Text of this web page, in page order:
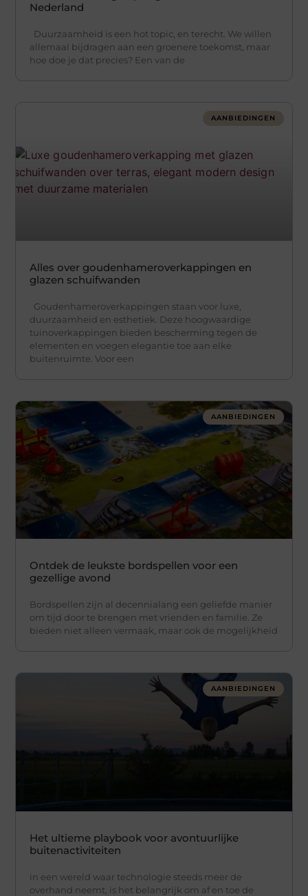
Nederland
Duurzaamheid is een hot topic, en terecht. We willen
allemaal bijdragen aan een groenere toekomst, maar
hoe doe je dat precies? Een van de
AANBIEDINGEN
Alles over goudenhameroverkappingen en
glazen schuifwanden
Goudenhameroverkappingen staan voor luxe,
duurzaamheid en esthetiek. Deze hoogwaardige
tuinoverkappingen bieden bescherming tegen de
elementen en voegen elegantie toe aan elke
buitenruimte. Voor een
AANBIEDINGEN
Ontdek de leukste bordspellen voor een
gezellige avond
Bordspellen zijn al decennialang een geliefde manier
om tijd door te brengen met vrienden en familie. Ze
bieden niet alleen vermaak, maar ook de mogelijkheid
AANBIEDINGEN
Het ultieme playbook voor avontuurlijke
buitenactiviteiten
in een wereld waar technologie steeds meer de
overhand neemt, is het belangrijk om af en toe de